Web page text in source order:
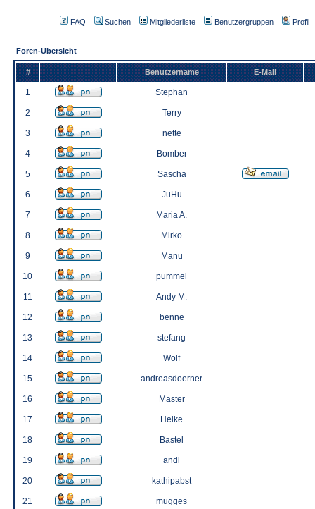
FAQ Suchen Mitgliederliste Benutzergruppen Profil
Foren-Übersicht
# Benutzername E-Mail
1 Stephan
2 Terry
3 nette
4 Bomber
5 Sascha
6 JuHu
7 Maria A.
8 Mirko
9 Manu
10 pummel
11 Andy M.
12 benne
13 stefang
14 Wolf
15 andreasdoerner
16 Master
17 Heike
18 Bastel
19 andi
20 kathipabst
21 mugges